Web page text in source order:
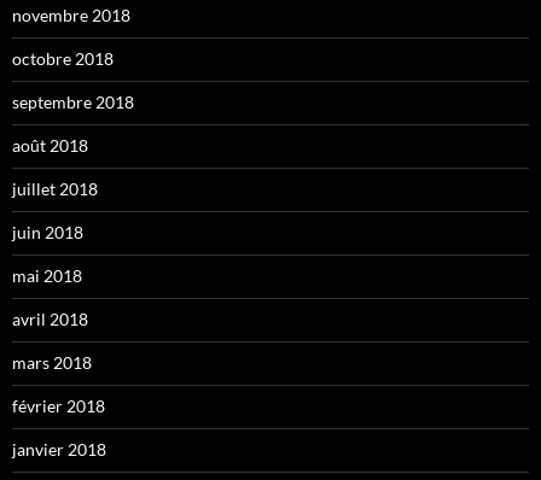
novembre 2018
octobre 2018
septembre 2018
août 2018
juillet 2018
juin 2018
mai 2018
avril 2018
mars 2018
février 2018
janvier 2018